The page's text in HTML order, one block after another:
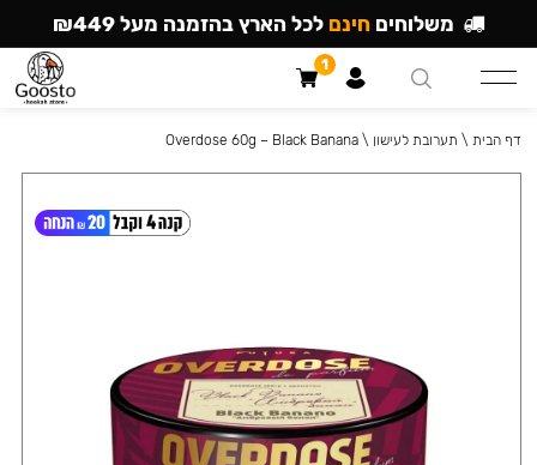
דף הבית \ תערובת לעישון \
Overdose 60g – Black Banana
משלוחים חינם לכל הארץ בהזמנה מעל ₪449
1